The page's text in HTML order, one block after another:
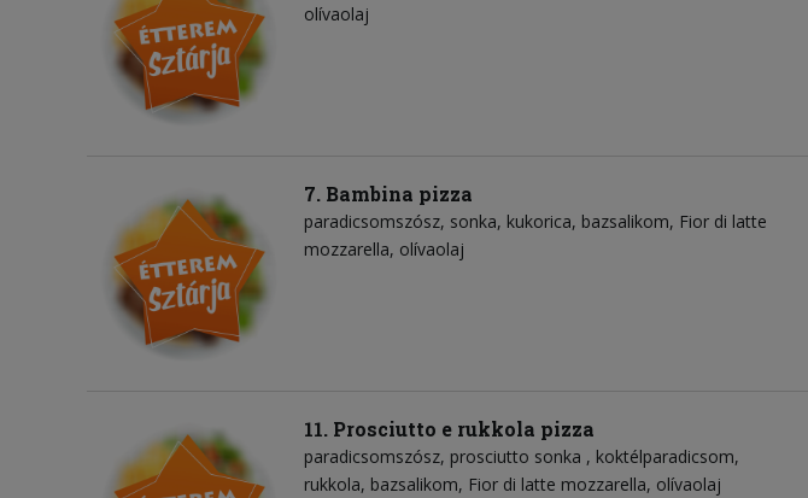
olívaolaj
7. Bambina pizza
paradicsomszósz sonka kukorica bazsalikom Fior di latte
mozzarella olívaolaj
11. Prosciutto e rukkola pizza
paradicsomszósz prosciutto sonka
koktélparadicsom
rukkola bazsalikom Fior di latte mozzarella olívaolaj